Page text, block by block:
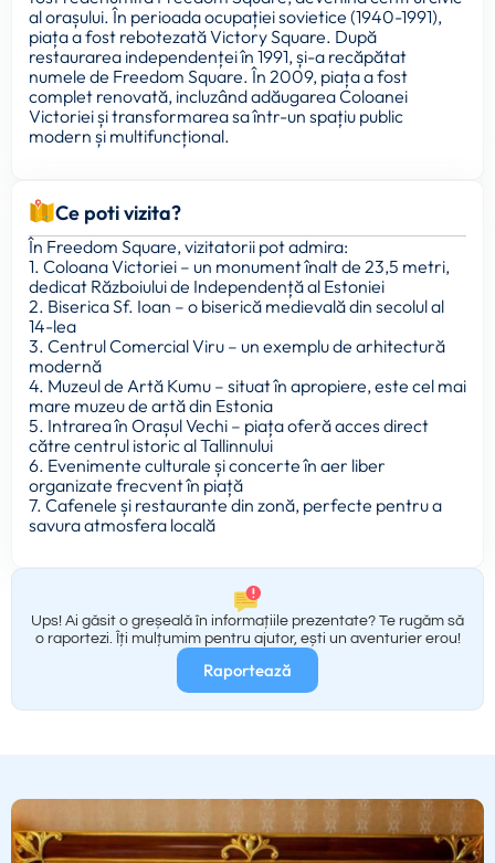
al orașului. În perioada ocupației sovietice (1940-1991),
piața a fost rebotezată Victory Square. După
restaurarea independenței în 1991, și-a recăpătat
numele de Freedom Square. În 2009, piața a fost
complet renovată, incluzând adăugarea Coloanei
Victoriei și transformarea sa într-un spațiu public
modern și multifuncțional.
Ce poti vizita?
În Freedom Square, vizitatorii pot admira:
1. Coloana Victoriei – un monument înalt de 23,5 metri,
dedicat Războiului de Independență al Estoniei
2. Biserica Sf. Ioan – o biserică medievală din secolul al
14-lea
3. Centrul Comercial Viru – un exemplu de arhitectură
modernă
4. Muzeul de Artă Kumu – situat în apropiere, este cel mai
mare muzeu de artă din Estonia
5. Intrarea în Orașul Vechi – piața oferă acces direct
către centrul istoric al Tallinnului
6. Evenimente culturale și concerte în aer liber
organizate frecvent în piață
7. Cafenele și restaurante din zonă, perfecte pentru a
savura atmosfera locală
Ups! Ai găsit o greșeală în informațiile prezentate? Te rugăm să
o raportezi. Îți mulțumim pentru ajutor, ești un aventurier erou!
Raportează